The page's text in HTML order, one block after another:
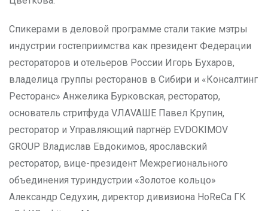
Спикерами в деловой программе стали такие мэтры
индустрии гостеприимства как президент Федерации
рестораторов и отельеров России Игорь Бухаров,
владелица группы ресторанов в Сибири и «Консалтинг
Ресторанс» Анжелика Бурковская, ресторатор,
основатель стритфуда VЛАVAШЕ Павел Крупин,
ресторатор и Управляющий партнёр EVDOKIMOV
GROUP Владислав Евдокимов, ярославский
ресторатор, вице-президент Межрегионального
объединения туриндустрии «Золотое кольцо»
Александр Седухин, директор дивизиона HoReCa ГК